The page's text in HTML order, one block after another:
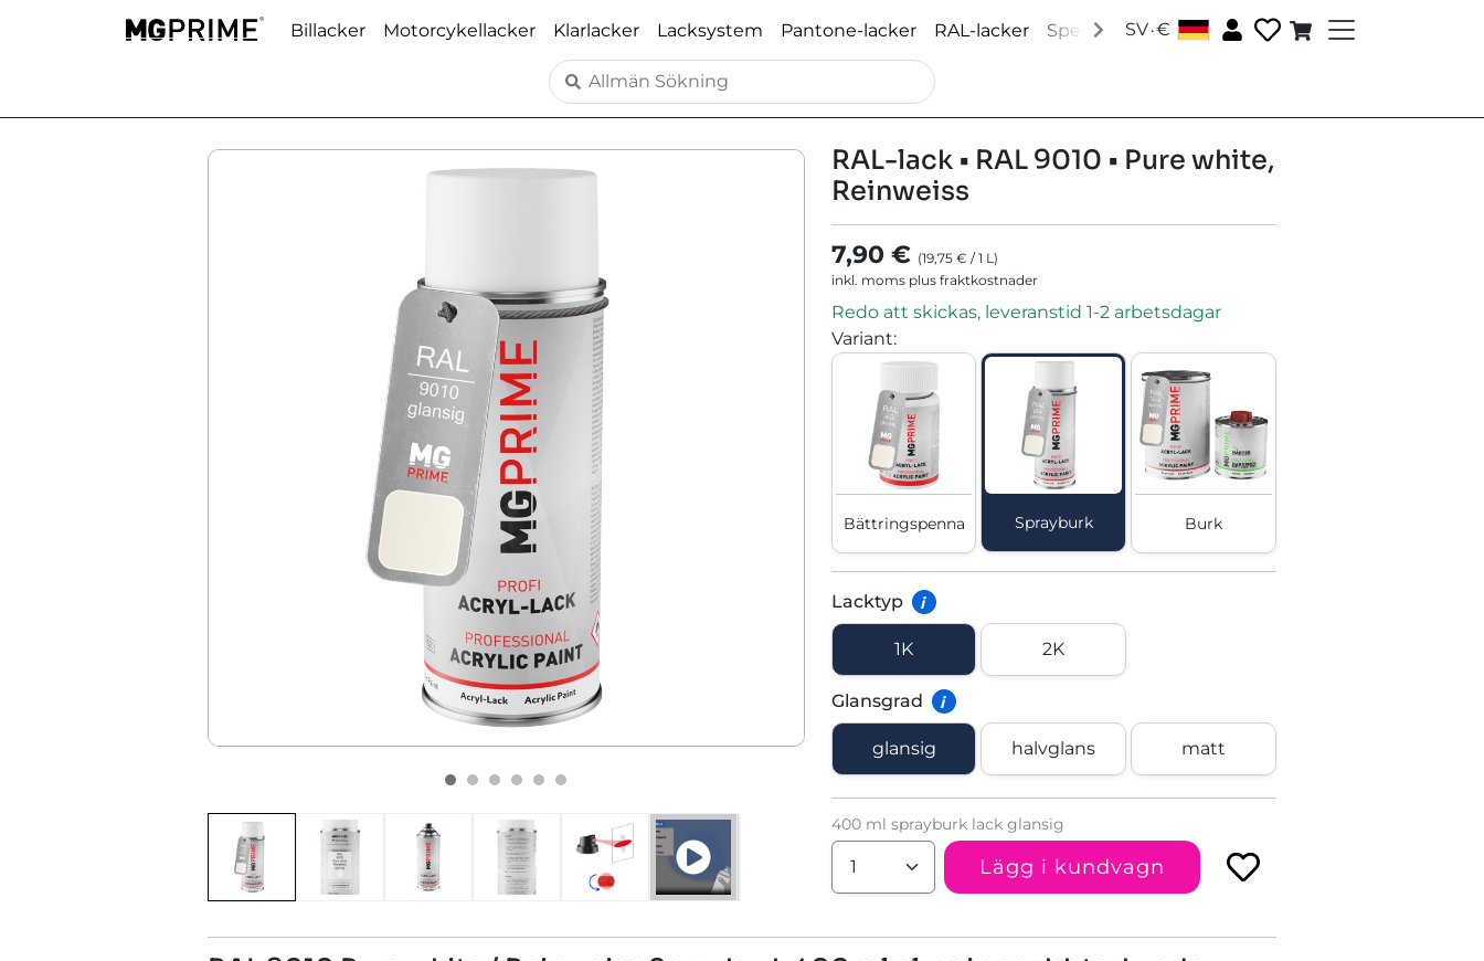
Billacker Motorcykellacker Klarlacker Lacksystem Pantone-lacker RAL-lacker Speciallacker Tillbehör │ Om oss
SV.€
RAL-lack • RAL 9010 • Pure white,
Reinweiss
7,90 € (19,75 € /1 L)
inkl. moms plus fraktkostnader
Redo att skickas, leveranstid 1-2 arbetsdagar
Variant:
Bättringspenna Sprayburk Burk
Lacktyp i
1K 2K
Glansgrad i
glansig halvglans matt
400 ml sprayburk lack glansig
Lägg i kundvagn